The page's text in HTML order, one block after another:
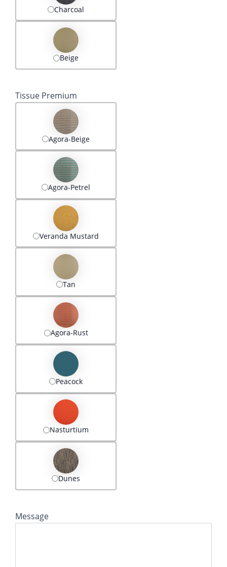
Charcoal
Beige
Tissue Premium
Agora-Beige
Agora-Petrel
Veranda Mustard
Tan
Agora-Rust
Peacock
Nasturtium
Dunes
Message